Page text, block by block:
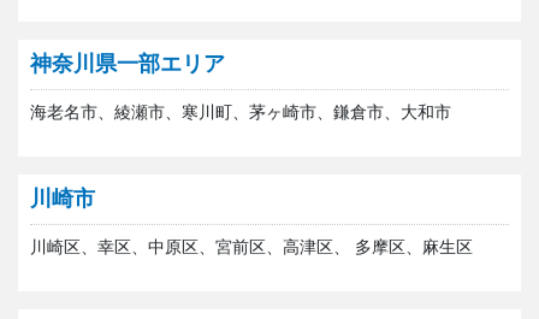
神奈川県一部エリア
海老名市、綾瀬市、寒川町、茅ヶ崎市、鎌倉市、大和市
川崎市
川崎区、幸区、中原区、宮前区、高津区、 多摩区、麻生区